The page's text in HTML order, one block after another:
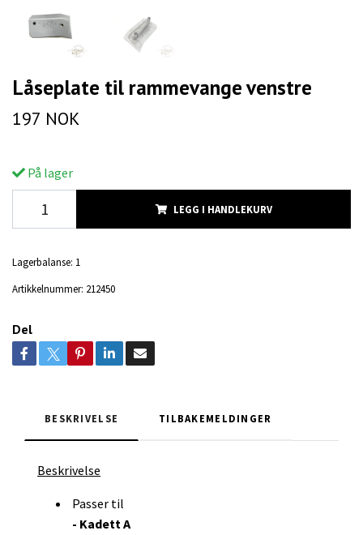
Låseplate til rammevange venstre
197 NOK
På lager
LEGG I HANDLEKURV
Lagerbalanse: 1
Artikkelnummer: 212450
Del
BESKRIVELSE TILBAKEMELDINGER
Beskrivelse
Passer til
- Kadett A